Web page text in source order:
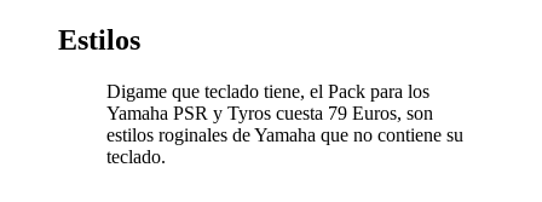
Estilos
Digame que teclado tiene, el Pack para los
Yamaha PSR y Tyros cuesta 79 Euros, son
estilos roginales de Yamaha que no contiene su
teclado.